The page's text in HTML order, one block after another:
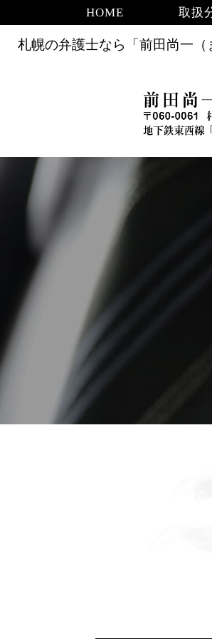
HOME 取扱
札幌の弁護士なら「前田尚一